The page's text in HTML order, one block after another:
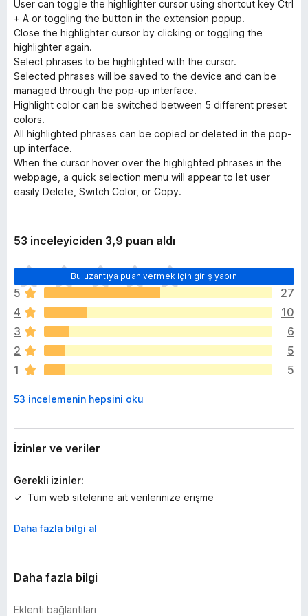
User can toggle the highlighter cursor using shortcut key Ctrl
+ A or toggling the button in the extension popup.
Close the highlighter cursor by clicking or toggling the
highlighter again.
Select phrases to be highlighted with the cursor.
Selected phrases will be saved to the device and can be
managed through the pop-up interface.
Highlight color can be switched between 5 different preset
colors.
All highlighted phrases can be copied or deleted in the pop-
up interface.
When the cursor hover over the highlighted phrases in the
webpage, a quick selection menu will appear to let user
easily Delete, Switch Color, or Copy.
53 inceleyiciden 3,9 puan aldı
Bu uzantıya puan vermek için giriş yapın
H
e
n
ü
z
h
i
ç
u
n
y
k
5
27
4
10
3
6
2
5
1
5
53 incelemenin hepsini oku
İzinler ve veriler
Gerekli izinler:
Tüm web sitelerine ait verilerinize erişme
Daha fazla bilgi al
Daha fazla bilgi
Eklenti bağlantıları